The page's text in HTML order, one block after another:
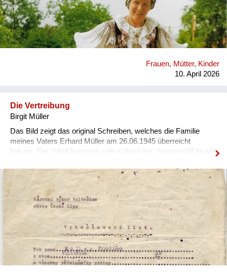
Fluchtgeschichten
Familiengeschichten
Schule und Ausbildung
Wiederaufbau und
Frauen, Mütter, Kinder
10. April 2026
Die Vertreibung
Birgit Müller
Das Bild zeigt das original Schreiben, welches die Familie
meines Vaters Erhard Müller am 26.06.1945 überreicht
bekam. Der Inhalt hat mich sehr schockiert: Sinngemäß lautet
bereits 1938 gegen die C.S.R. gearbeitet hätte (was natürlich
nicht der Wahrheit entsprach). Alle Familienmitglieder müssen
sich am Folgetag um 5:00h früh vor dem Schulgebäude
einfinden und dürfen nur ein paar Sachen mitnehmen. Wer
dem nicht Folge leistet, kommt ins Konzentrationslager.
Nachfolgend die Schilderung über die Vertreibung der Familie
meines Vaters aus Waltersdorf (Kreis Böhmisch-Leipa) und
die darauffolgenden Wochen: Mein Opa Franz Müller war
Landwirt mit einem eigenen Hof und arbeitete zusätzlich von
1940 bis 1945 als Hilfsarbeiter in den Achilleswerken in